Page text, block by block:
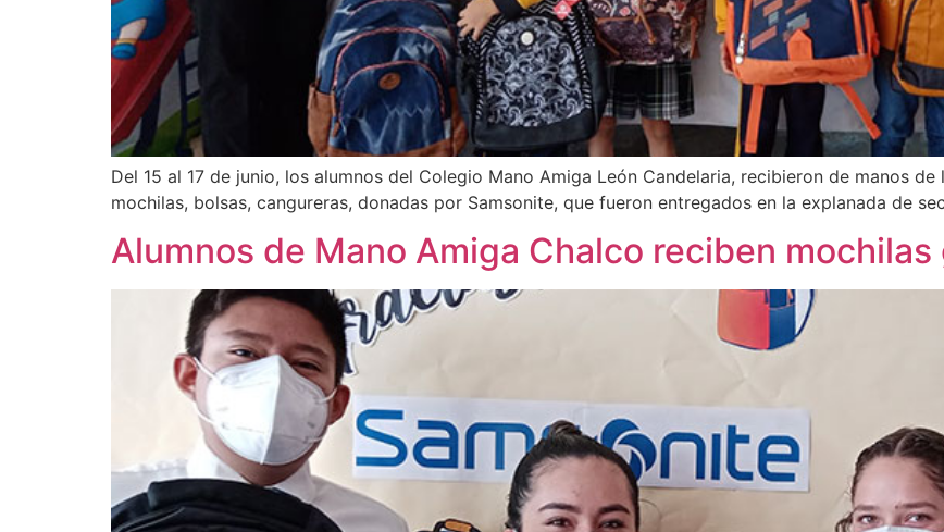
Del 15 al 17 de junio, los alumnos del Colegio Mano Amiga León Candelaria, recibieron de manos
mochilas, bolsas, cangureras, donadas por Samsonite, que fueron entregados en la explanada de
Alumnos de Mano Amiga Chalco reciben